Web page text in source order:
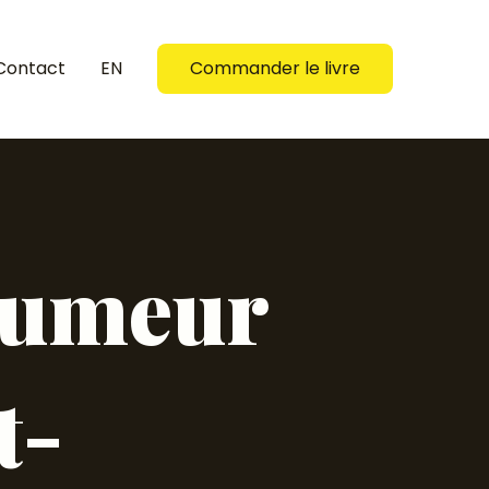
EN Commander le livre